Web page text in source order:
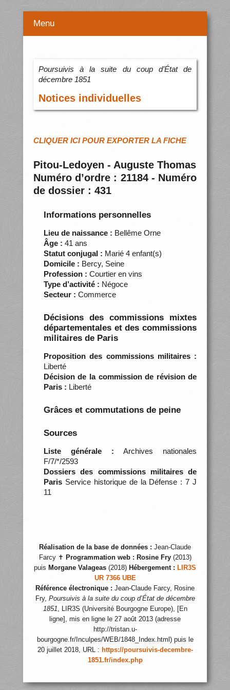
Menu
Poursuivis à la suite du coup d’État de
décembre 1851
Notices individuelles
CLIQUER ICI POUR EXPORTER LA FICHE
Pitou-Ledoyen - Auguste Thomas
Numéro d’ordre : 21184 - Numéro
de dossier : 431
Informations personnelles
Lieu de naissance : Bellême Orne
Âge : 41 ans
Statut conjugal : Marié 4 enfant(s)
Domicile : Bercy, Seine
Profession : Courtier en vins
Type d’activité : Négoce
Secteur : Commerce
Décisions des commissions mixtes
départementales et des commissions
militaires de Paris
Proposition des commissions militaires :
Liberté
Décision de la commission de révision de
Paris : Liberté
Grâces et commutations de peine
Sources
Liste générale : Archives nationales
F/7/*/2593
Dossiers des commissions militaires de
ParisService historique de la Défense : 7 J
11
Réalisation de la base de données : Jean-Claude
Farcy ✝ Programmation web : Rosine Fry(2013)
puis Morgane Valageas (2018) Hébergement : LIR3S
UR 7366 UBE
Référence électronique : Jean-Claude Farcy, Rosine
Fry, Poursuivis à la suite du coup d’État de décembre
1851, LIR3S (Université Bourgogne Europe), [En
ligne], mis en ligne le 27 août 2013 (adresse
http://tristan.u-
bourgogne.fr/Inculpes/WEB/1848_Index.html) puis le
20 juillet 2018, URL : https://poursuivis-decembre-
1851.fr/index.php